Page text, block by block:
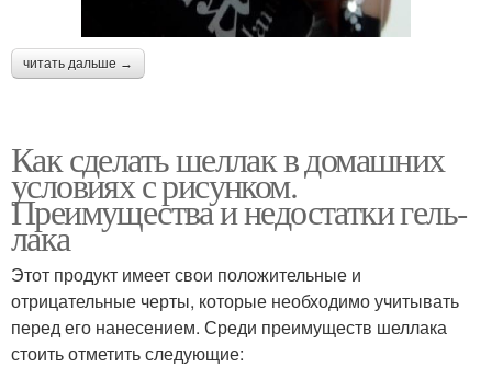
читать дальше →
Как сделать шеллак в домашних
условиях с рисунком.
Преимущества и недостатки гель-
лака
Этот продукт имеет свои положительные и
отрицательные черты, которые необходимо учитывать
перед его нанесением. Среди преимуществ шеллака
стоить отметить следующие: